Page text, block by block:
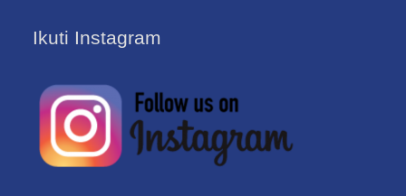
Ikuti Instagram